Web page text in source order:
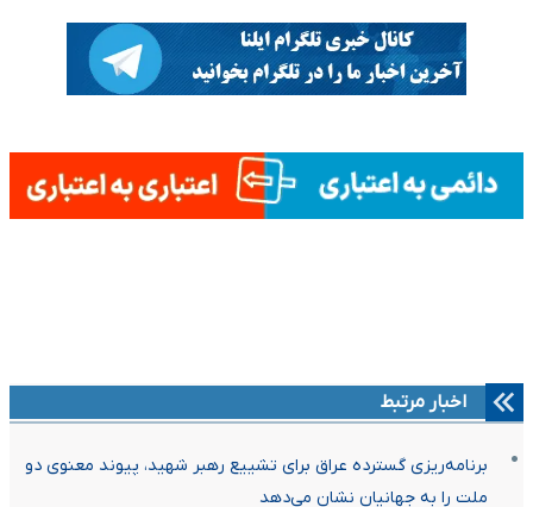
اخبار مرتبط
برنامه‌ریزی گسترده عراق برای تشییع رهبر شهید، پیوند معنوی دو
ملت را به جهانیان نشان می‌دهد